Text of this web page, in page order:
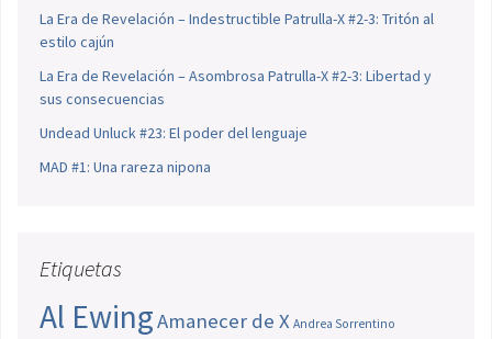
La Era de Revelación – Indestructible Patrulla-X #2-3: Tritón al
estilo cajún
La Era de Revelación – Asombrosa Patrulla-X #2-3: Libertad y
sus consecuencias
Undead Unluck #23: El poder del lenguaje
MAD #1: Una rareza nipona
Etiquetas
Al EwingAmanecer de X Andrea Sorrentino